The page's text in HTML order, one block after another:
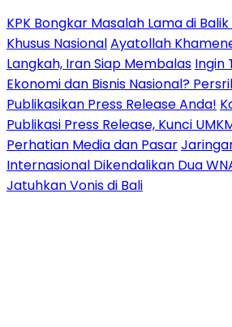
KPK Bongkar Masalah Lama di
Khusus NasionalAyatollah
Langkah, Iran Siap Membalas Ingin
Ekonomi dan Bisnis Nasional?
Publikasikan Press Release Anda!
Publikasi Press Release, Kunci
Perhatian Media dan Pasar
Internasional Dikendalikan Dua
Jatuhkan Vonis di Bali